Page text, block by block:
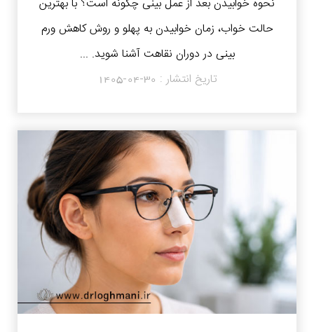
نحوه خوابیدن بعد از عمل بینی چگونه است؟ با بهترین
حالت خواب، زمان خوابیدن به پهلو و روش کاهش ورم
بینی در دوران نقاهت آشنا شوید. ...
تاریخ انتشار : 1405-04-30